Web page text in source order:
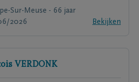
Sur-Meuse - 66 jaar
2026
Bekijken
VERDONK